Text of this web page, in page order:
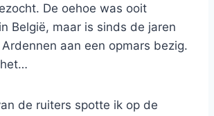
De oehoe was ooit
België, maar is sinds de jaren
aan een opmars bezig.
de ruiters spotte ik op de